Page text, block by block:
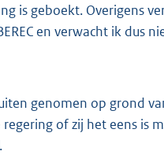
is geboekt. Overigens
en verwacht ik dus
genomen op grond
of zij het eens is